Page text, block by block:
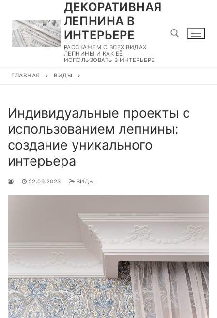
содержимому
ДЕКОРАТИВНАЯ
ЛЕПНИНА В
ИНТЕРЬЕРЕ
РАССКАЖЕМ О ВСЕХ ВИДАХ
ЛЕПНИНЫ И КАК ЕЁ
ИСПОЛЬЗОВАТЬ В ИНТЕРЬЕРЕ
ГЛАВНАЯ ВИДЫ
Индивидуальные проекты с
использованием лепнины:
создание уникального
интерьера
22.09.2023 ВИДЫ